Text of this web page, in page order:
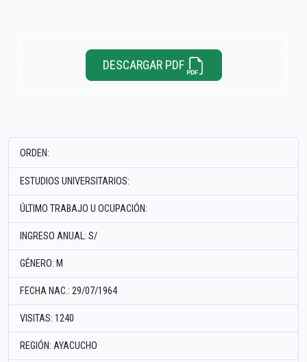
DESCARGAR PDF
ORDEN:
ESTUDIOS UNIVERSITARIOS:
ÚLTIMO TRABAJO U OCUPACIÓN:
INGRESO ANUAL: S/
GÉNERO: M
FECHA NAC.: 29/07/1964
VISITAS: 1240
REGIÓN: AYACUCHO